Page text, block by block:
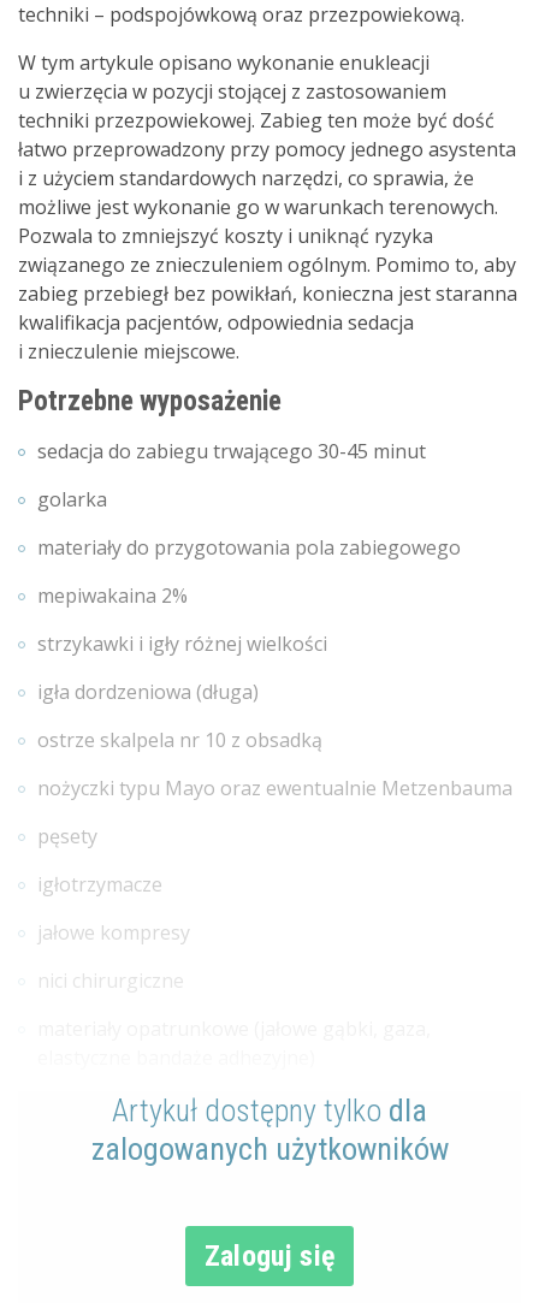
techniki – podspojówkową oraz przezpowiekową.
W tym artykule opisano wykonanie enukleacji
u zwierzęcia w pozycji stojącej z zastosowaniem
techniki przezpowiekowej. Zabieg ten może być dość
łatwo przeprowadzony przy pomocy jednego asystenta
i z użyciem standardowych narzędzi, co sprawia, że
możliwe jest wykonanie go w warunkach terenowych.
Pozwala to zmniejszyć koszty i uniknąć ryzyka
związanego ze znieczuleniem ogólnym. Pomimo to, aby
zabieg przebiegł bez powikłań, konieczna jest staranna
kwalifikacja pacjentów, odpowiednia sedacja
i znieczulenie miejscowe.
Potrzebne wyposażenie
sedacja do zabiegu trwającego 30-45 minut
golarka
materiały do przygotowania pola zabiegowego
mepiwakaina 2%
strzykawki i igły różnej wielkości
igła dordzeniowa (długa)
ostrze skalpela nr 10 z obsadką
nożyczki typu Mayo oraz ewentualnie Metzenbauma
pęsety
igłotrzymacze
jałowe kompresy
nici chirurgiczne
Artykuł dostępny tylko dla
zalogowanych użytkowników
Zaloguj się